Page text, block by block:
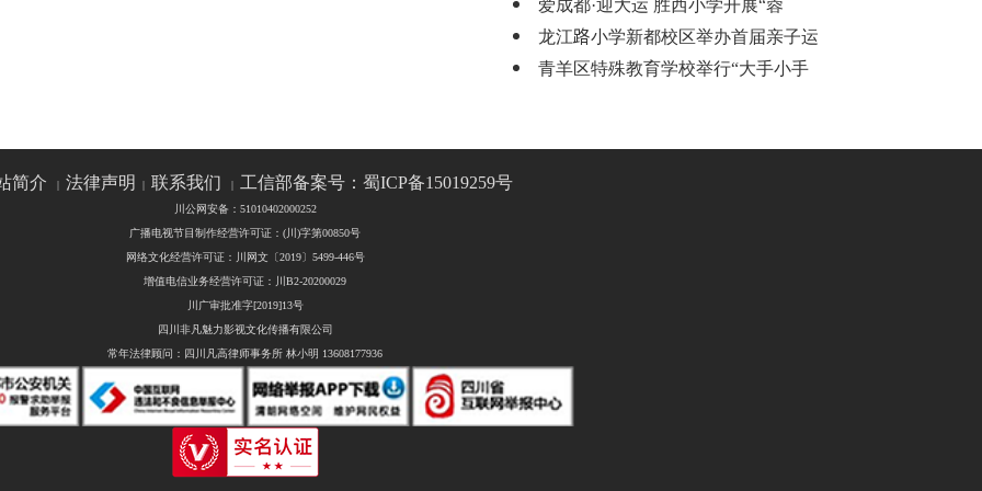
龙江路小学新都校区举办首届亲子运
青羊区特殊教育学校举行“大手小手
简介 | 法律声明 |联系我们 | 工信部备案号：蜀ICP备15019259号
川公网安备：51010402000252
广播电视节目制作经营许可证：(川)字第00850号
网络文化经营许可证：川网文〔2019〕5499-446号
增值电信业务经营许可证：川B2-20200029
川广审批准字[2019]13号
四川非凡魅力影视文化传播有限公司
常年法律顾问：四川凡高律师事务所 林小明 13608177936